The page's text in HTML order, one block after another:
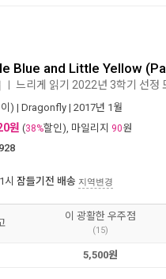
Blue and Little Yellow
느리게 읽기 2022년 3학기 선정
) | Dragonfly | 2017년 1월
원 (38%할인), 마일리지 90원
시 잠들기전 배송 지역변경
이 광활한 우주점
(15)
5,500원